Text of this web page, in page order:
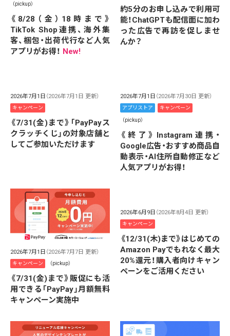
（pickup）
《8/28（金）18時まで》
TikTok Shop連携、海外集
客、梱包・出荷代行など人気
アプリがお得！ New!
約5分のお申し込みで利用可
能！ChatGPTも配信面に加わ
った広告で再訪を促しませ
んか？
2026年7月1日 （2026年7月1日 更新）
キャンペーン
《7/31(金)まで》「PayPayス
クラッチくじ」の対象店舗と
してご参加いただけます
2026年7月1日 （2026年7月30日 更新）
アプリストア キャンペーン
（pickup）
《終了》Instagram連携・
Google広告・おすすめ商品自
動表示・AI住所自動修正など
人気アプリがお得！
2026年7月1日 （2026年7月7日 更新）
キャンペーン （pickup）
《7/31(金)まで》販促にも活
用できる「PayPay」月額無料
キャンペーン実施中
2026年6月9日 （2026年8月4日 更新）
キャンペーン
《12/31(木)まで》はじめての
Amazon Payでもれなく最大
20%還元！購入者向けキャン
ペーンをご活用ください